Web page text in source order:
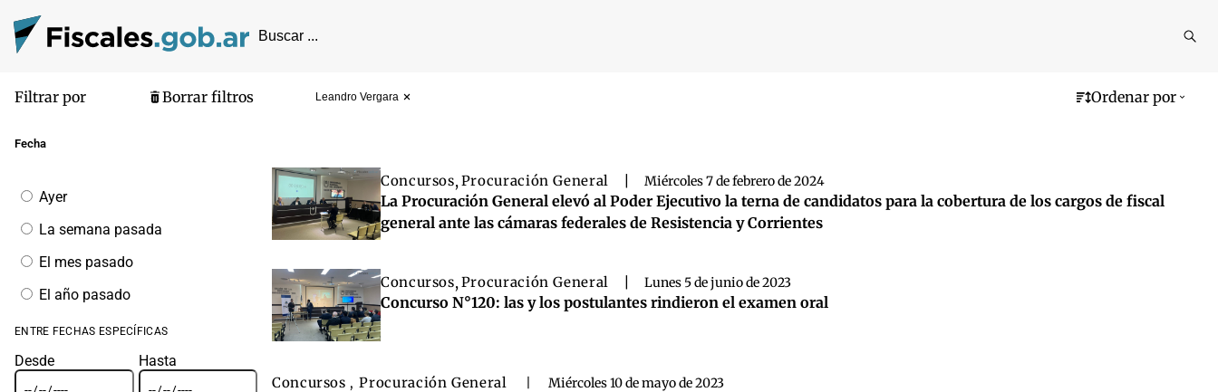
Filtrar por Borrar filtros Leandro Vergara Ordenar por
Fecha
Filtrar
por
fecha
Ayer
La semana pasada
El mes pasado
El año pasado
ENTRE FECHAS ESPECÍFICAS
Desde Hasta
Concursos,Procuración General Miércoles 7 de febrero de 2024
La Procuración General elevó al Poder Ejecutivo la terna de candidatos para la cobertura de los cargos de fiscal
general ante las cámaras federales de Resistencia y Corrientes
Concursos,Procuración General Lunes 5 de junio de 2023
Concurso N°120: las y los postulantes rindieron el examen oral
Concursos , Procuración General Miércoles 10 de mayo de 2023